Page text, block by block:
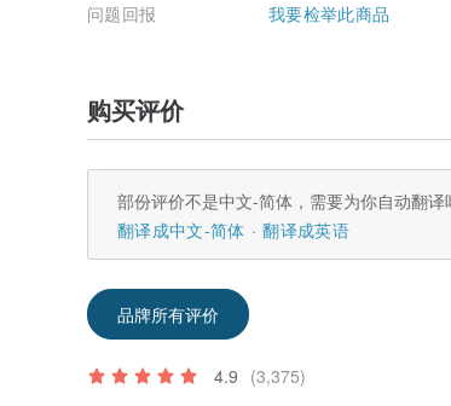
问题回报 我要检举此商品
购买评价
部份评价不是中文-简体，需要为你自动翻译
翻译成中文-简体
翻译成英语
品牌所有评价
4.9 (3,375)